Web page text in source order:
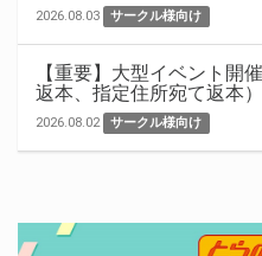
2026.08.03 サークル様向け
【重要】大型イベント開
返本、指定住所宛て返本
2026.08.02 サークル様向け